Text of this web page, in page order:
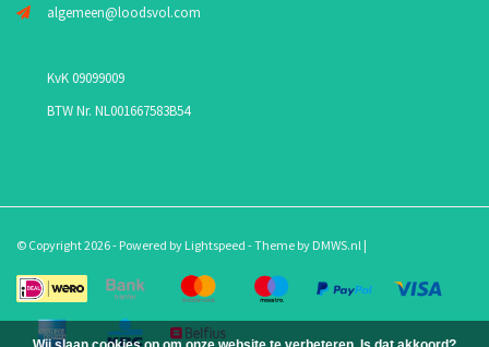
algemeen@loodsvol.com
KvK 09099009
BTW Nr. NL001667583B54
© Copyright 2026 - Powered by Lightspeed - Theme by DMWS.nl |